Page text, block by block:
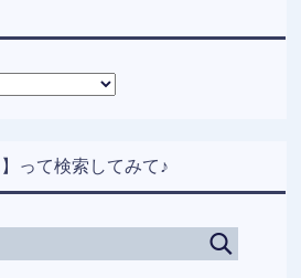
って検索してみて♪